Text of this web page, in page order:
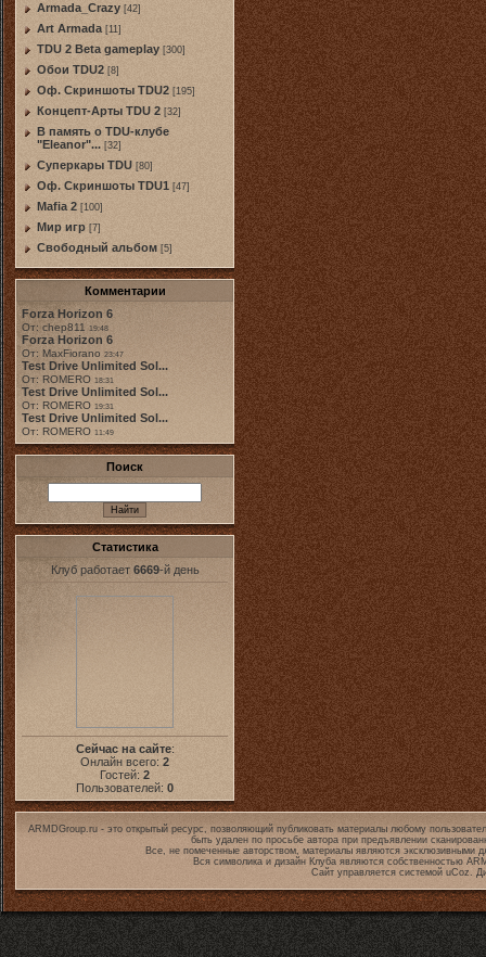
Armada_Crazy [42]
Art Armada [11]
TDU 2 Beta gameplay [300]
Обои TDU2 [8]
Оф. Скриншоты TDU2 [195]
Концепт-Арты TDU 2 [32]
В память о TDU-клубе
"Eleanor"... [32]
Суперкары TDU [80]
Оф. Скриншоты TDU1 [47]
Mafia 2 [100]
Мир игр [7]
Свободный альбом [5]
Комментарии
Forza Horizon 6
От: chep811 19:48
Forza Horizon 6
От: MaxFiorano 23:47
Test Drive Unlimited Sol...
От: ROMERO 18:31
Test Drive Unlimited Sol...
От: ROMERO 19:31
Test Drive Unlimited Sol...
От: ROMERO 11:49
Поиск
Статистика
Клуб работает 6669-й день
Сейчас на сайте:
Онлайн всего: 2
Гостей: 2
Пользователей: 0
ARMDGroup.ru - это открытый ресурс, позволяющий публиковать материалы любому
быть удален по просьбе автора при предъявлении
Все, не помеченные авторством, материалы являются эксклюзивными
Вся символика и дизайн Клуба являются собственностью
Сайт управляется системой uCoz.